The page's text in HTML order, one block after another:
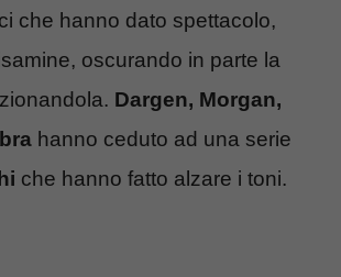
che hanno dato spettacolo,
oscurando in parte la
Dargen, Morgan,
hanno ceduto ad una serie
che hanno fatto alzare i toni.